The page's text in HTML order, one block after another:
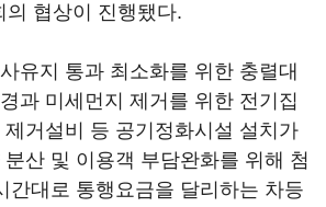
의 협상이 진행됐다.
유지 통과 최소화를 위한 충렬대
과 미세먼지 제거를 위한 전기집
거설비 등 공기정화시설 설치가
산 및 이용객 부담완화를 위해 첨
간대로 통행요금을 달리하는 차등